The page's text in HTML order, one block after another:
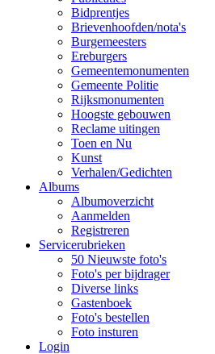
Bidprentjes
Brievenhoofden/nota's
Burgemeesters
Ereburgers
Gemeentemonumenten
Gemeente Politie
Rijksmonumenten
Hoogste gebouwen
Reclame uitingen
Toen en Nu
Kunst
Verhalen/Gedichten
Albums
Albumoverzicht
Aanmelden
Registreren
Servicerubrieken
50 Nieuwste foto's
Foto's per bijdrager
Diverse links
Gastenboek
Foto's bestellen
Foto insturen
Login